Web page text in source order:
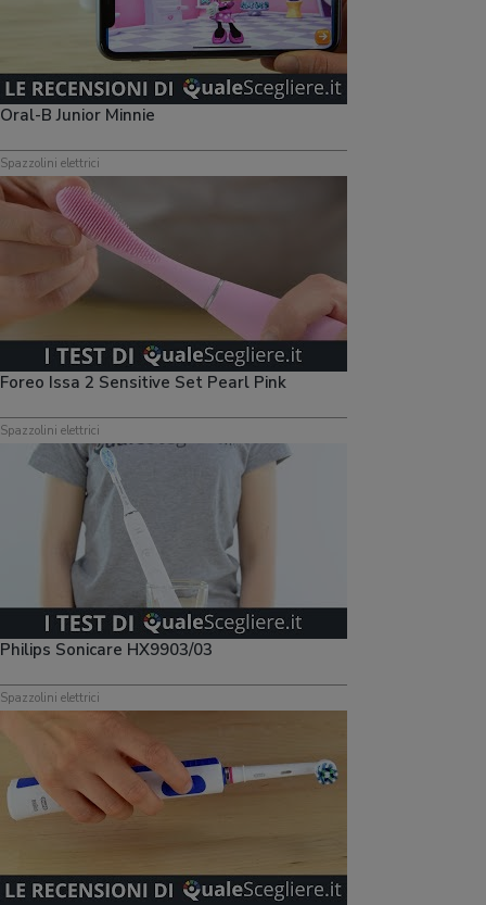
Oral-B Junior Minnie
Spazzolini elettrici
Foreo Issa 2 Sensitive Set Pearl Pink
Spazzolini elettrici
Philips Sonicare HX9903/03
Spazzolini elettrici